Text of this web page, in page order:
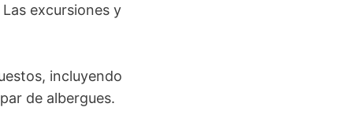
excursiones y
incluyendo
de albergues.